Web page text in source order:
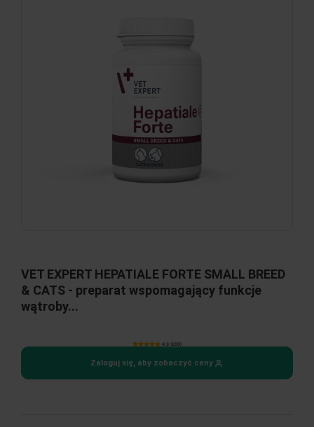
VET EXPERT HEPATIALE FORTE SMALL BREED
& CATS - preparat wspomagający funkcje
wątroby...
4.9 (200)
Zaloguj się, aby zobaczyć ceny